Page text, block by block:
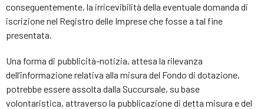
conseguentemente, la irricevibilità della eventuale domanda di
iscrizione nel Registro delle Imprese che fosse a tal fine
presentata.
Una forma di pubblicità-notizia, attesa la rilevanza
dell’informazione relativa alla misura del Fondo di dotazione,
potrebbe essere assolta dalla Succursale, su base
volontaristica, attraverso la pubblicazione di detta misura e del